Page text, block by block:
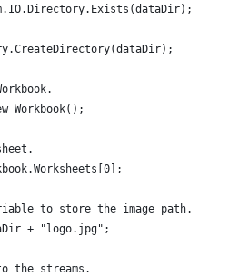
Workbook();
to store the image path.
+ "logo.jpg";
the streams.